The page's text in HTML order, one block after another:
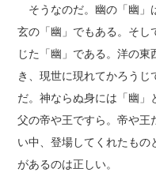
そうなのだ。幽の「幽」
玄の「幽」でもある。そ
じた「幽」である。洋の
き、現世に現れてかろうじ
だ。神ならぬ身には「幽」
父の帝や王ですら。帝や王
い中、登場してくれたも
があるのは正しい。